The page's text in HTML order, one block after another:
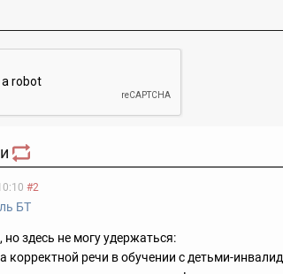
#2
БТ
здесь не могу удержаться:
корректной речи в обучении с детьми-